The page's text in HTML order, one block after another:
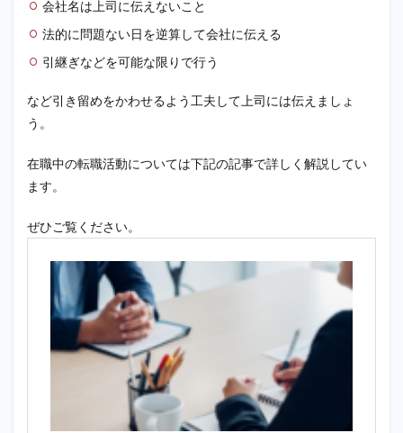
会社名は上司に伝えないこと
法的に問題ない日を逆算して会社に伝える
引継ぎなどを可能な限りで行う
など引き留めをかわせるよう工夫して上司には伝えましょ
う。
在職中の転職活動については下記の記事で詳しく解説してい
ます。
ぜひご覧ください。